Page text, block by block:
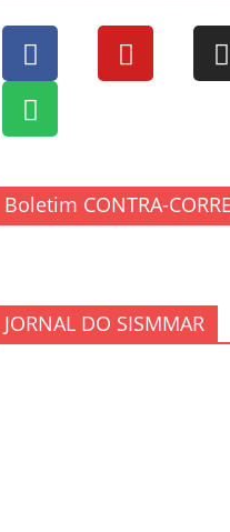
Boletim CONTRA-
JORNAL DO SISMMAR